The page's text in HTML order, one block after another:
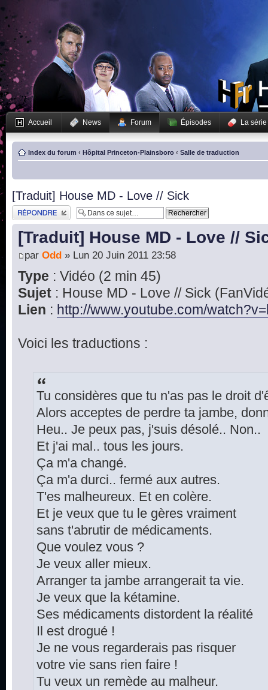
Accueil News Forum Épisodes La série
Index du forum ‹ Hôpital Princeton-Plainsboro ‹ Salle de traduction
[Traduit] House MD - Love // Sick
Publier une réponse
[Traduit] House MD - Love //
par Odd » Lun 20 Juin 2011 23:58
Type : Vidéo (2 min 45)
Sujet : House MD - Love // Sick
Lien : http://www.youtube.com/
Voici les traductions :
Tu considères que tu n'as pas le droit
Alors acceptes de perdre ta jambe,
Heu.. Je peux pas, j'suis désolé.. Non..
Et j'ai mal.. tous les jours.
Ça m'a changé.
Ça m'a durci.. fermé aux autres.
T'es malheureux. Et en colère.
Et je veux que tu le gères vraiment
sans t'abrutir de médicaments.
Que voulez vous ?
Je veux aller mieux.
Arranger ta jambe arrangerait ta vie.
Je veux que la kétamine.
Ses médicaments distordent la réalité
Il est drogué !
Je ne vous regarderais pas risquer
votre vie sans rien faire !
Tu veux un remède au malheur.